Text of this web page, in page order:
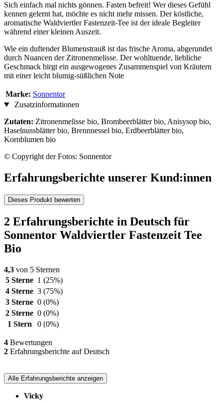
Sich einfach mal nichts gönnen. Fasten befreit! Wer dieses Gefühl
kennen gelernt hat, möchte es nicht mehr missen. Der köstliche,
aromatische Waldviertler Fastenzeit-Tee ist der ideale Begleiter
während einer kleinen Auszeit.
Wie ein duftender Blumenstrauß ist das frische Aroma, abgerundet
durch Nuancen der Zitronenmelisse. Der wohltuende, liebliche
Geschmack birgt ein ausgewogenes Zusammenspiel von Kräutern
mit einer leicht blumig-süßlichen Note
Marke: Sonnentor
Zusatzinformationen
Zutaten: Zitronenmelisse bio, Brombeerblätter bio, Anisysop bio,
Haselnussblätter bio, Brennnessel bio, Erdbeerblätter bio,
Kornblumen bio
© Copyright der Fotos: Sonnentor
Erfahrungsberichte unserer Kund:innen
Dieses Produkt bewerten
2 Erfahrungsberichte in Deutsch für
Sonnentor Waldviertler Fastenzeit Tee
Bio
4,3 von 5 Sternen
5 Sterne 1 (25%)
4 Sterne 3 (75%)
3 Sterne 0 (0%)
2 Sterne 0 (0%)
1 Stern
0 (0%)
4 Bewertungen
2 Erfahrungsberichte auf Deutsch
Alle Erfahrungsberichte anzeigen
Vicky